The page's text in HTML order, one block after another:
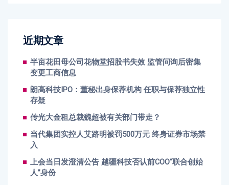
近期文章
半亩花田母公司花物堂招股书失效 监管问询后密集
变更工商信息
朗高科技IPO：董秘出身保荐机构 任职与保荐独立性
存疑
传光大金租总裁魏超被有关部门带走？
当代集团实控人艾路明被罚500万元 终身证券市场禁
入
上会当日发澄清公告 越疆科技否认前COO“联合创始
人”身份